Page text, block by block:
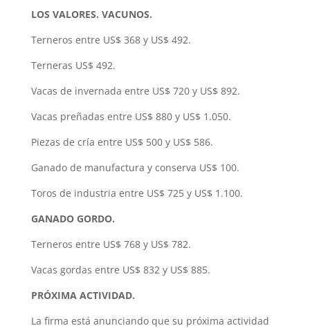
LOS VALORES. VACUNOS.
Terneros entre US$ 368 y US$ 492.
Terneras US$ 492.
Vacas de invernada entre US$ 720 y US$ 892.
Vacas preñadas entre US$ 880 y US$ 1.050.
Piezas de cría entre US$ 500 y US$ 586.
Ganado de manufactura y conserva US$ 100.
Toros de industria entre US$ 725 y US$ 1.100.
GANADO GORDO.
Terneros entre US$ 768 y US$ 782.
Vacas gordas entre US$ 832 y US$ 885.
PRÓXIMA ACTIVIDAD.
La firma está anunciando que su próxima actividad